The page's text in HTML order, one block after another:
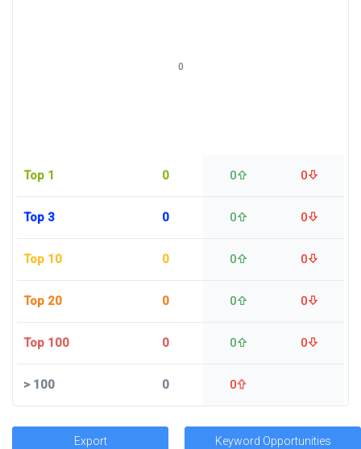
Top 1 0 0 0
Top 3 0 0 0
Top 10 0 0 0
Top 20 0 0 0
Top 100 0 0 0
>100 0 0
0
Export Keyword Opportunities